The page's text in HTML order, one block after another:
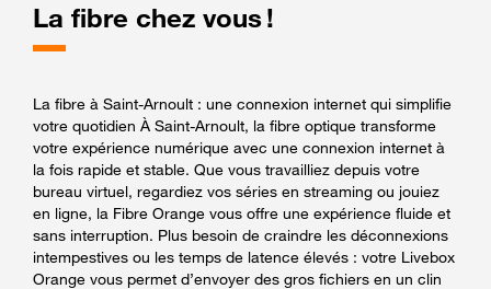
La fibre chez vous !
La fibre à Saint-Arnoult : une connexion internet qui simplifie
votre quotidien À Saint-Arnoult, la fibre optique transforme
votre expérience numérique avec une connexion internet à
la fois rapide et stable. Que vous travailliez depuis votre
bureau virtuel, regardiez vos séries en streaming ou jouiez
en ligne, la Fibre Orange vous offre une expérience fluide et
sans interruption. Plus besoin de craindre les déconnexions
intempestives ou les temps de latence élevés : votre Livebox
Orange vous permet d’envoyer des gros fichiers en un clin